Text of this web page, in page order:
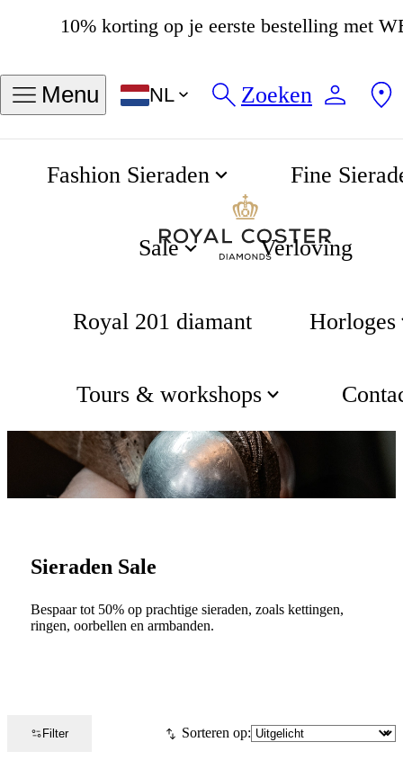
10% korting op je eerste bestelling met
4.8 538 beoordelingen
Menu NL Zoeken
Fashion Sieraden Fine
Sale Verloving
Royal 201 diamant Horloges
Tours & workshops
Sieraden Sale
Bespaar tot 50% op prachtige sieraden, zoals kettingen,
ringen, oorbellen en armbanden.
Filter Sorteren op: